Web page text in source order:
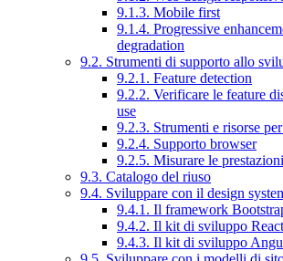
9.1.3. Mobile first
9.1.4. Progressive
degradation
9.2. Strumenti di supporto allo
9.2.1. Feature detection
9.2.2. Verificare le feature
use
9.2.3. Strumenti e risorse
9.2.4. Supporto browser
9.2.5. Misurare le prestazioni
9.3. Catalogo del riuso
9.4. Sviluppare con il design
9.4.1. Il framework
9.4.2. Il kit di sviluppo React
9.4.3. Il kit di sviluppo